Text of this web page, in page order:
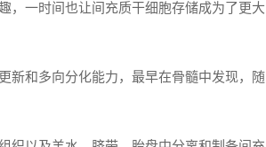
，一时间也让间充质干细胞存储成为了更大
和多向分化能力，最早在骨髓中发现，随